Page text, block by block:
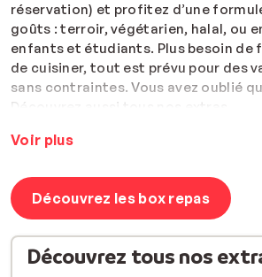
réservation) et profitez d’une
goûts : terroir, végétarien, halal, ou
enfants et étudiants. Plus besoin de
de cuisiner, tout est prévu pour des
sans contraintes. Vous avez oublié
Découvrez aussi tous nos
extras
Nous proposons des box repas dans
Deux Alpes, Les Orres, Les Sybelles,
Cenis, Valfréjus, Avoriaz, Flaine, La
Plagne, La Rosière, La Toussuire, Le
Menuires, Les Saisies, Saint François
Sorlin d’Arves, Superdévoluy, Tignes,
Voir plus
Découvrez les box repas
Découvrez tous nos